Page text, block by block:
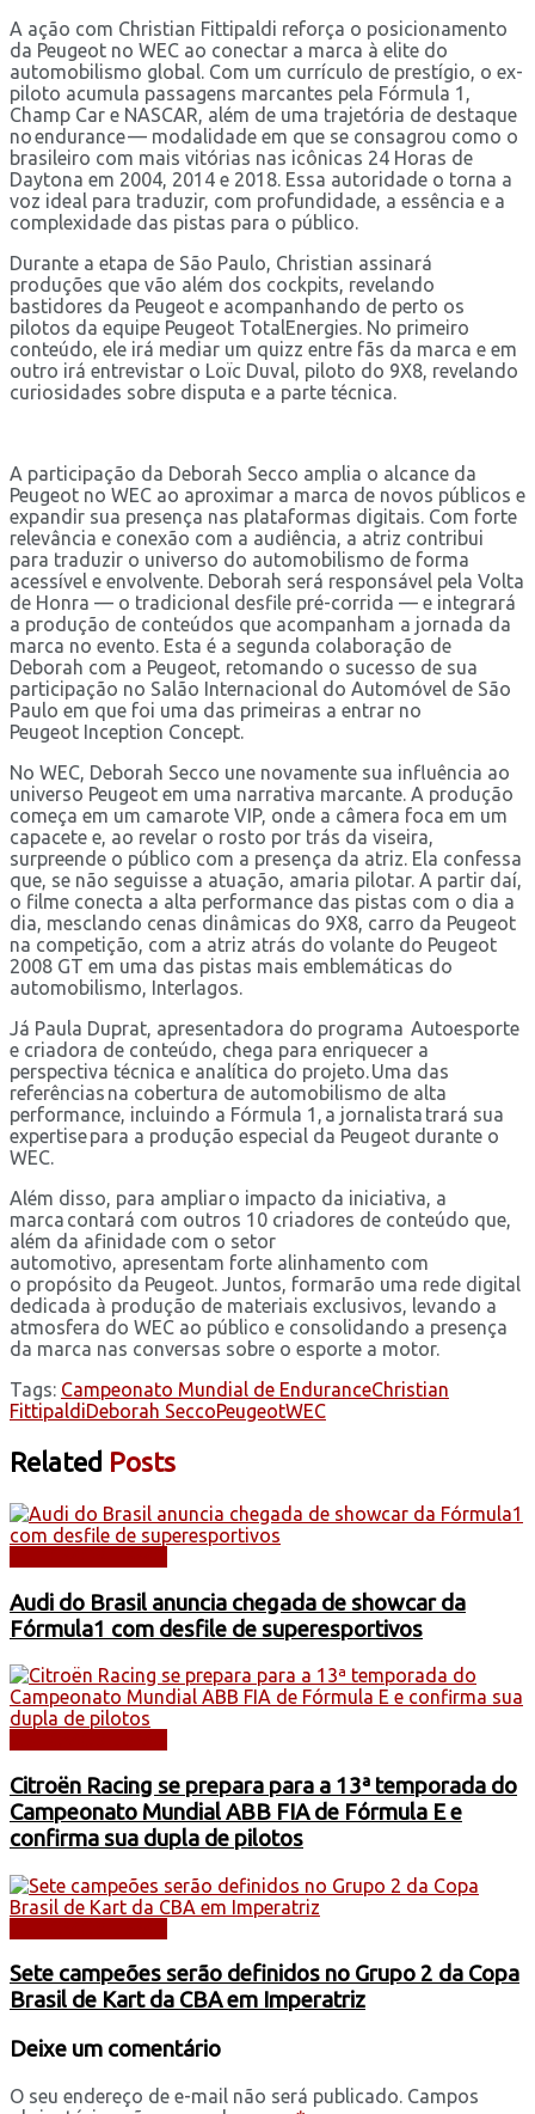
A ação com Christian Fittipaldi reforça o posicionamento
da Peugeot no WEC ao conectar a marca à elite do
automobilismo global. Com um currículo de prestígio, o ex-
piloto acumula passagens marcantes pela Fórmula 1,
Champ Car e NASCAR, além de uma trajetória de destaque
no endurance — modalidade em que se consagrou como o
brasileiro com mais vitórias nas icônicas 24 Horas de
Daytona em 2004, 2014 e 2018. Essa autoridade o torna a
voz ideal para traduzir, com profundidade, a essência e a
complexidade das pistas para o público.
Durante a etapa de São Paulo, Christian assinará
produções que vão além dos cockpits, revelando
bastidores da Peugeot e acompanhando de perto os
pilotos da equipe Peugeot TotalEnergies. No primeiro
conteúdo, ele irá mediar um quizz entre fãs da marca e em
outro irá entrevistar o Loïc Duval, piloto do 9X8, revelando
curiosidades sobre disputa e a parte técnica.
A participação da Deborah Secco amplia o alcance da
Peugeot no WEC ao aproximar a marca de novos públicos e
expandir sua presença nas plataformas digitais. Com forte
relevância e conexão com a audiência, a atriz contribui
para traduzir o universo do automobilismo de forma
acessível e envolvente. Deborah será responsável pela Volta
de Honra — o tradicional desfile pré-corrida — e integrará
a produção de conteúdos que acompanham a jornada da
marca no evento. Esta é a segunda colaboração de
Deborah com a Peugeot, retomando o sucesso de sua
participação no Salão Internacional do Automóvel de São
Paulo em que foi uma das primeiras a entrar no
Peugeot Inception Concept.
No WEC, Deborah Secco une novamente sua influência ao
universo Peugeot em uma narrativa marcante. A produção
começa em um camarote VIP, onde a câmera foca em um
capacete e, ao revelar o rosto por trás da viseira,
surpreende o público com a presença da atriz. Ela confessa
que, se não seguisse a atuação, amaria pilotar. A partir daí,
o filme conecta a alta performance das pistas com o dia a
dia, mesclando cenas dinâmicas do 9X8, carro da Peugeot
na competição, com a atriz atrás do volante do Peugeot
2008 GT em uma das pistas mais emblemáticas do
automobilismo, Interlagos.
Já Paula Duprat, apresentadora do programa Autoesporte
e criadora de conteúdo, chega para enriquecer a
perspectiva técnica e analítica do projeto. Uma das
referências na cobertura de automobilismo de alta
performance, incluindo a Fórmula 1, a jornalista trará sua
expertise para a produção especial da Peugeot durante o
WEC.
Além disso, para ampliar o impacto da iniciativa, a
marca contará com outros 10 criadores de conteúdo que,
além da afinidade com o setor
automotivo, apresentam forte alinhamento com
o propósito da Peugeot. Juntos, formarão uma rede digital
dedicada à produção de materiais exclusivos, levando a
atmosfera do WEC ao público e consolidando a presença
da marca nas conversas sobre o esporte a motor.
Tags: Campeonato Mundial de EnduranceChristian
FittipaldiDeborah SeccoPeugeotWEC
Related Posts
Audi do Brasil anuncia chegada de showcar da
Fórmula1 com desfile de superesportivos
Citroën Racing se prepara para a 13ª temporada do
Campeonato Mundial ABB FIA de Fórmula E e
confirma sua dupla de pilotos
Sete campeões serão definidos no Grupo 2 da Copa
Brasil de Kart da CBA em Imperatriz
Deixe um comentário
O seu endereço de e-mail não será publicado. Campos